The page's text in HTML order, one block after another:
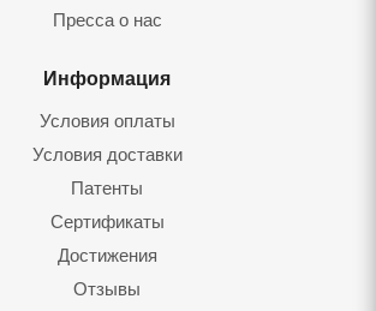
Пресса о нас
Информация
Условия оплаты
Условия доставки
Патенты
Сертификаты
Достижения
Отзывы